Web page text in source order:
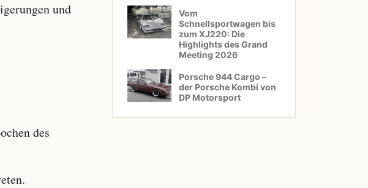
und
des
Vom
Schnellsportwagen bis
zum XJ220: Die
Highlights des Grand
Meeting 2026
Porsche 944 Cargo –
der Porsche Kombi von
DP Motorsport